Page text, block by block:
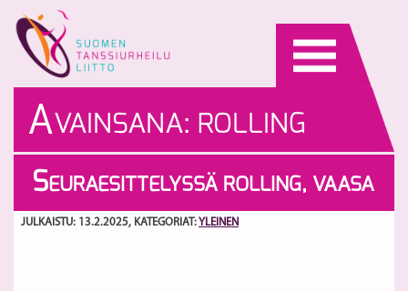
content
AVAINSANA: ROLLING
VAASA
SEURAESITTELYSSÄ ROLLING, VAASA
JULKAISTU: 13.2.2025, KATEGORIAT: YLEINEN